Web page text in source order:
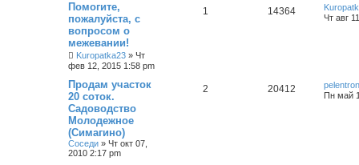
Помогите,
пожалуйста, с
вопросом о
межевании!
Kuropatka23 » Чт
фев 12, 2015 1:58 pm
1 14364
Чт авг
Продам участок
20 соток.
Садоводство
Молодежное
(Симагино)
Соседи » Чт окт 07,
2010 2:17 pm
2 20412
pelentron
Пн май